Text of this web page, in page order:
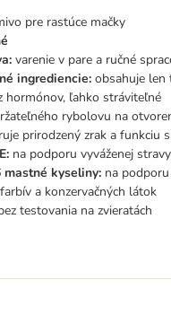
pre rastúce mačky
varenie v pare a ručné
ingrediencie: obsahuje len
hormónov, ľahko stráviteľné
rybolovu na
prirodzený zrak a funkciu
na podporu vyváženej stravy
kyseliny: na
a konzervačných látok
testovania na zvieratách